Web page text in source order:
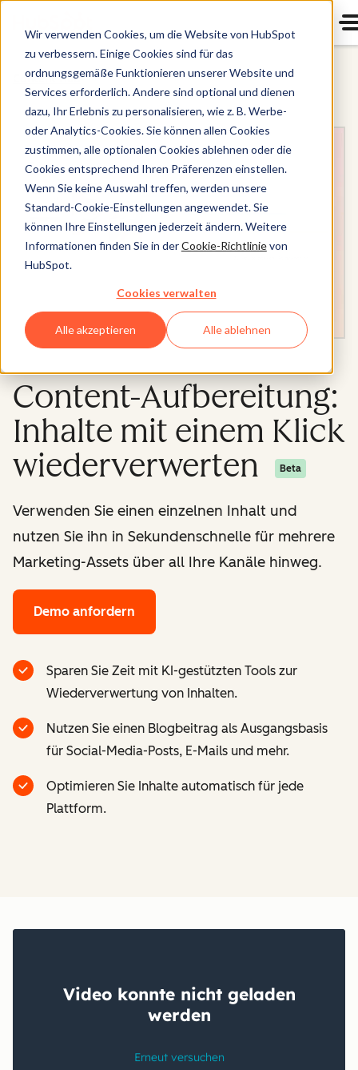
Wir verwenden Cookies, um die Website von HubSpot
zu verbessern. Einige Cookies sind für das
ordnungsgemäße Funktionieren unserer Website und
Services erforderlich. Andere sind optional und dienen
dazu, Ihr Erlebnis zu personalisieren, wie z. B. Werbe-
oder Analytics-Cookies. Sie können allen Cookies
zustimmen, alle optionalen Cookies ablehnen oder die
Cookies entsprechend Ihren Präferenzen einstellen.
Wenn Sie keine Auswahl treffen, werden unsere
Standard-Cookie-Einstellungen angewendet. Sie
können Ihre Einstellungen jederzeit ändern. Weitere
Informationen finden Sie in derCookie-Richtlinievon
HubSpot.
Cookies verwalten
Alle akzeptieren Alle ablehnen
Content Hub
Content-Aufbereitung:
Inhalte mit einem Klick
wiederverwerten
Beta
Verwenden Sie einen einzelnen Inhalt und
nutzen Sie ihn in Sekundenschnelle für mehrere
Marketing-Assets über all Ihre Kanäle hinweg.
Demo anfordern
Sparen Sie Zeit mit KI-gestützten Tools zur
Wiederverwertung von Inhalten.
Nutzen Sie einen Blogbeitrag als Ausgangsbasis
für Social-Media-Posts, E-Mails und mehr.
Optimieren Sie Inhalte automatisch für jede
Plattform.